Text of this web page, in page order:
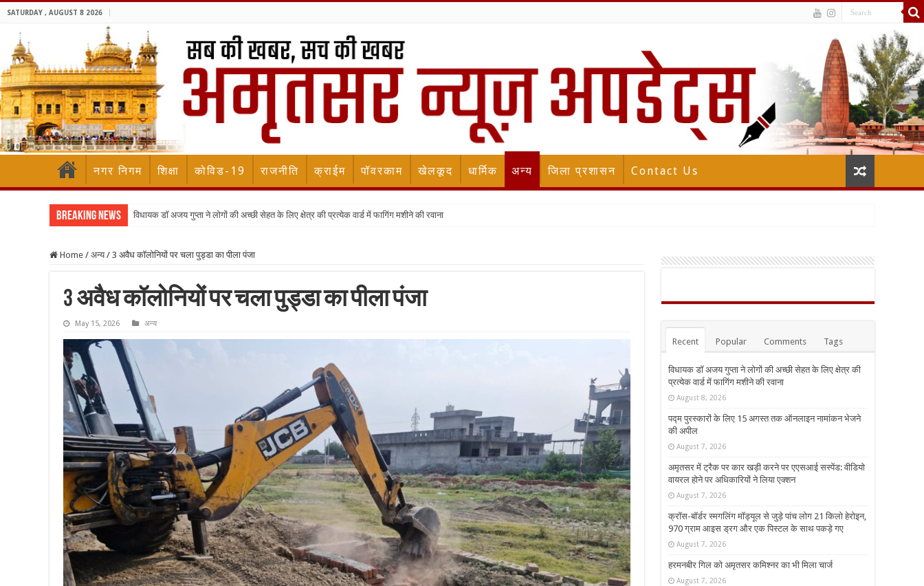
SATURDAY , AUGUST 8 2026
नगर निगम शिक्षा कोविड-19 राजनीति क्राईम पॉवरकाम खेलकूद धार्मिक अन्य जिला प्रशासन Contact Us
Breaking News विधायक डॉ अजय गुप्ता ने लोगों की अच्छी सेहत के लिए क्षेत्र की प्रत्येक वार्ड में फागिंग मशीने की रवाना
Home / अन्य / 3 अवैध कॉलोनियों पर चला पुड्डा का पीला पंजा
3 अवैध कॉलोनियों पर चला पुड्डा का पीला पंजा
May 15, 2026 अन्य
Recent Popular Comments Tags
विधायक डॉ अजय गुप्ता ने लोगों की अच्छी सेहत के लिए क्षेत्र की
प्रत्येक वार्ड में फागिंग मशीने की रवाना
August 8, 2026
पद्म पुरस्कारों के लिए 15 अगस्त तक ऑनलाइन नामांकन भेजने
की अपील
August 7, 2026
अमृतसर में ट्रैक पर कार खड़ी करने पर एएसआई सस्पेंड: वीडियो
वायरल होने पर अधिकारियों ने लिया एक्शन
August 7, 2026
क्रॉस-बॉर्डर स्मगलिंग मॉड्यूल से जुड़े पांच लोग 21 किलो हेरोइन,
970 ग्राम आइस ड्रग और एक पिस्टल के साथ पकड़े गए
August 7, 2026
हरमनबीर गिल को अमृतसर कमिश्नर का भी मिला चार्ज
August 7, 2026